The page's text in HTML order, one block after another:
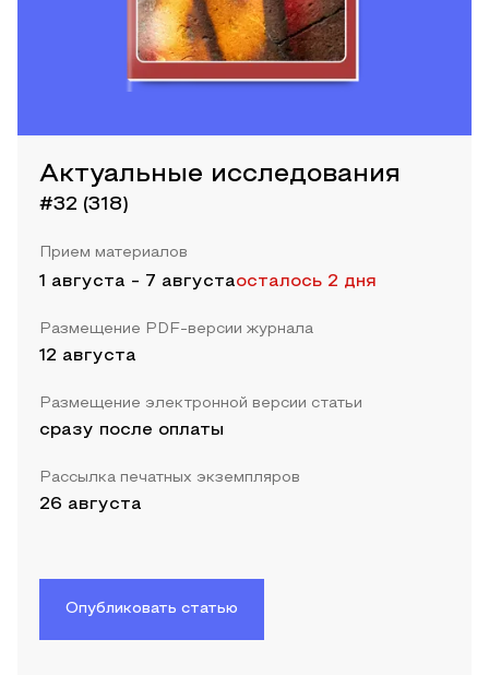
Актуальные исследования
#32 (318)
Прием материалов
1 августа - 7 августаосталось 2 дня
Размещение PDF-версии журнала
12 августа
Размещение электронной версии статьи
сразу после оплаты
Рассылка печатных экземпляров
26 августа
Опубликовать статью